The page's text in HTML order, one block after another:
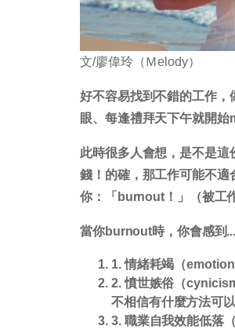
文/廖偉玲（Ｍelody）
好不容易找到不錯的工作，
眼、每逢禮拜天下午就開
此時很多人會想，是不是
錢！的確，那工作可能不適
你：「burnout！」（被工
當你burnout時，你會感到
1.情緒耗竭 （
2.憤世嫉俗 （
不相信有什麼方法可
3. 職業自我效能低落